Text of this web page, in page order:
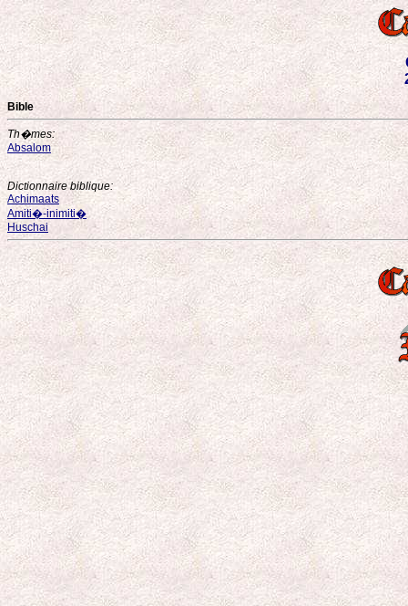
Bible
Th�mes:
Absalom
Dictionnaire biblique:
Achimaats
Amiti�-inimiti�
Huschai